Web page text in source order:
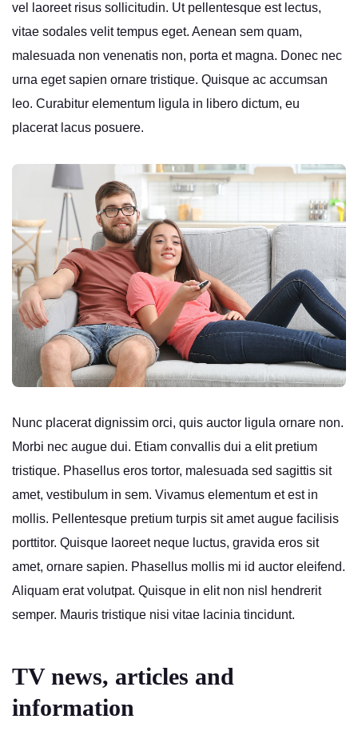
vel laoreet risus sollicitudin. Ut pellentesque est lectus,
vitae sodales velit tempus eget. Aenean sem quam,
malesuada non venenatis non, porta et magna. Donec nec
urna eget sapien ornare tristique. Quisque ac accumsan
leo. Curabitur elementum ligula in libero dictum, eu
placerat lacus posuere.
Nunc placerat dignissim orci, quis auctor ligula ornare non.
Morbi nec augue dui. Etiam convallis dui a elit pretium
tristique. Phasellus eros tortor, malesuada sed sagittis sit
amet, vestibulum in sem. Vivamus elementum et est in
mollis. Pellentesque pretium turpis sit amet augue facilisis
porttitor. Quisque laoreet neque luctus, gravida eros sit
amet, ornare sapien. Phasellus mollis mi id auctor eleifend.
Aliquam erat volutpat. Quisque in elit non nisl hendrerit
semper. Mauris tristique nisi vitae lacinia tincidunt.
TV news, articles and
information